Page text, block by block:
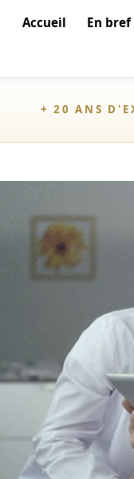
Accueil En bref
+ 20 ANS